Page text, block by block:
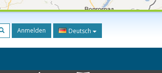
Anmelden Deutsch